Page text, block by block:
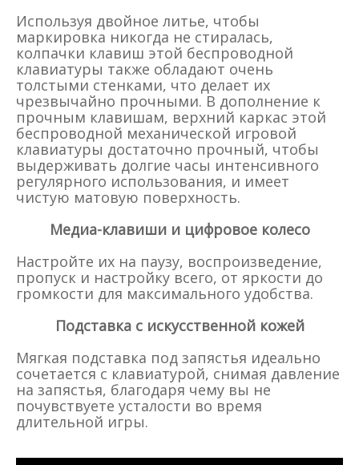
Используя двойное литье, чтобы
маркировка никогда не стиралась,
колпачки клавиш этой беспроводной
клавиатуры также обладают очень
толстыми стенками, что делает их
чрезвычайно прочными. В дополнение к
прочным клавишам, верхний каркас этой
беспроводной механической игровой
клавиатуры достаточно прочный, чтобы
выдерживать долгие часы интенсивного
регулярного использования, и имеет
чистую матовую поверхность.
Медиа-клавиши и цифровое колесо
Настройте их на паузу, воспроизведение,
пропуск и настройку всего, от яркости до
громкости для максимального удобства.
Подставка с искусственной кожей
Мягкая подставка под запястья идеально
сочетается с клавиатурой, снимая давление
на запястья, благодаря чему вы не
почувствуете усталости во время
длительной игры.